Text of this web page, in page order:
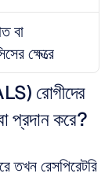
বা
ক্ষেত্রে
রোগীদের
প্রদান করে?
তখন রেসপিরেটরি